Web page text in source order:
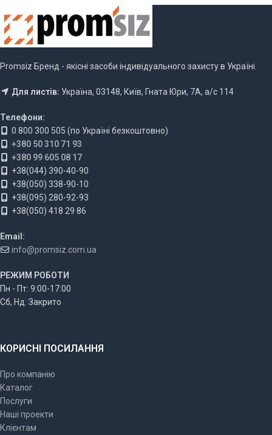
Promsiz Бренд - якісні засоби індивідуального захисту в Україні.
Для листів: Україна, 03148, Київ, Гната Юри, 7А, а/с 114
Телефони:
0 800 300 505 (по Україні безкоштовно)
+380 50 310 71 93
+380 99 605 08 17
+38(044) 390-40-90
+38(050) 338-90-10
+38(095) 280-92-93
+38(050) 418 29 86
Email:
info@promsiz.com.ua
РЕЖИМ РОБОТИ
Пн - Пт: 9:00-17:00
Сб, Нд: Закрито
КОРИСНІ ПОСИЛАННЯ
Про компанію
Каталог
Послуги
Наші проекти
Клієнтам